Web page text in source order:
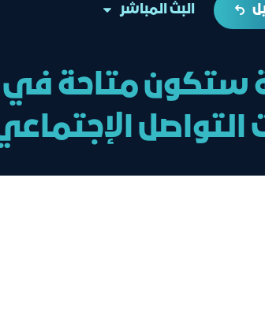
البث المباشر
ستكون متاحة في
التواصل